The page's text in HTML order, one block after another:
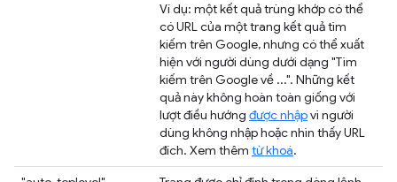
Ví dụ: một kết quả trùng khớp có thể
có URL của một trang kết quả tìm
kiếm trên Google, nhưng có thể xuất
hiện với người dùng dưới dạng "Tìm
kiếm trên Google về ...". Những kết
quả này không hoàn toàn giống với
lượt điều hướng được nhậpvì người
dùng không nhập hoặc nhìn thấy URL
đích. Xem thêm từ khoá.